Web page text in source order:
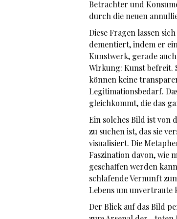
Betrachter und
durch die neuen
Diese Fragen lassen
dementiert, indem er
Kunstwerk, gerade
Wirkung: Kunst befreit.
können keine
Legitimationsbedarf.
gleichkommt, die das
Ein solches Bild ist von
zu suchen ist, das sie
visualisiert. Die
Faszination davon, wie
geschaffen werden
schlafende Vernunft
Lebens um
Der Blick auf das Bild